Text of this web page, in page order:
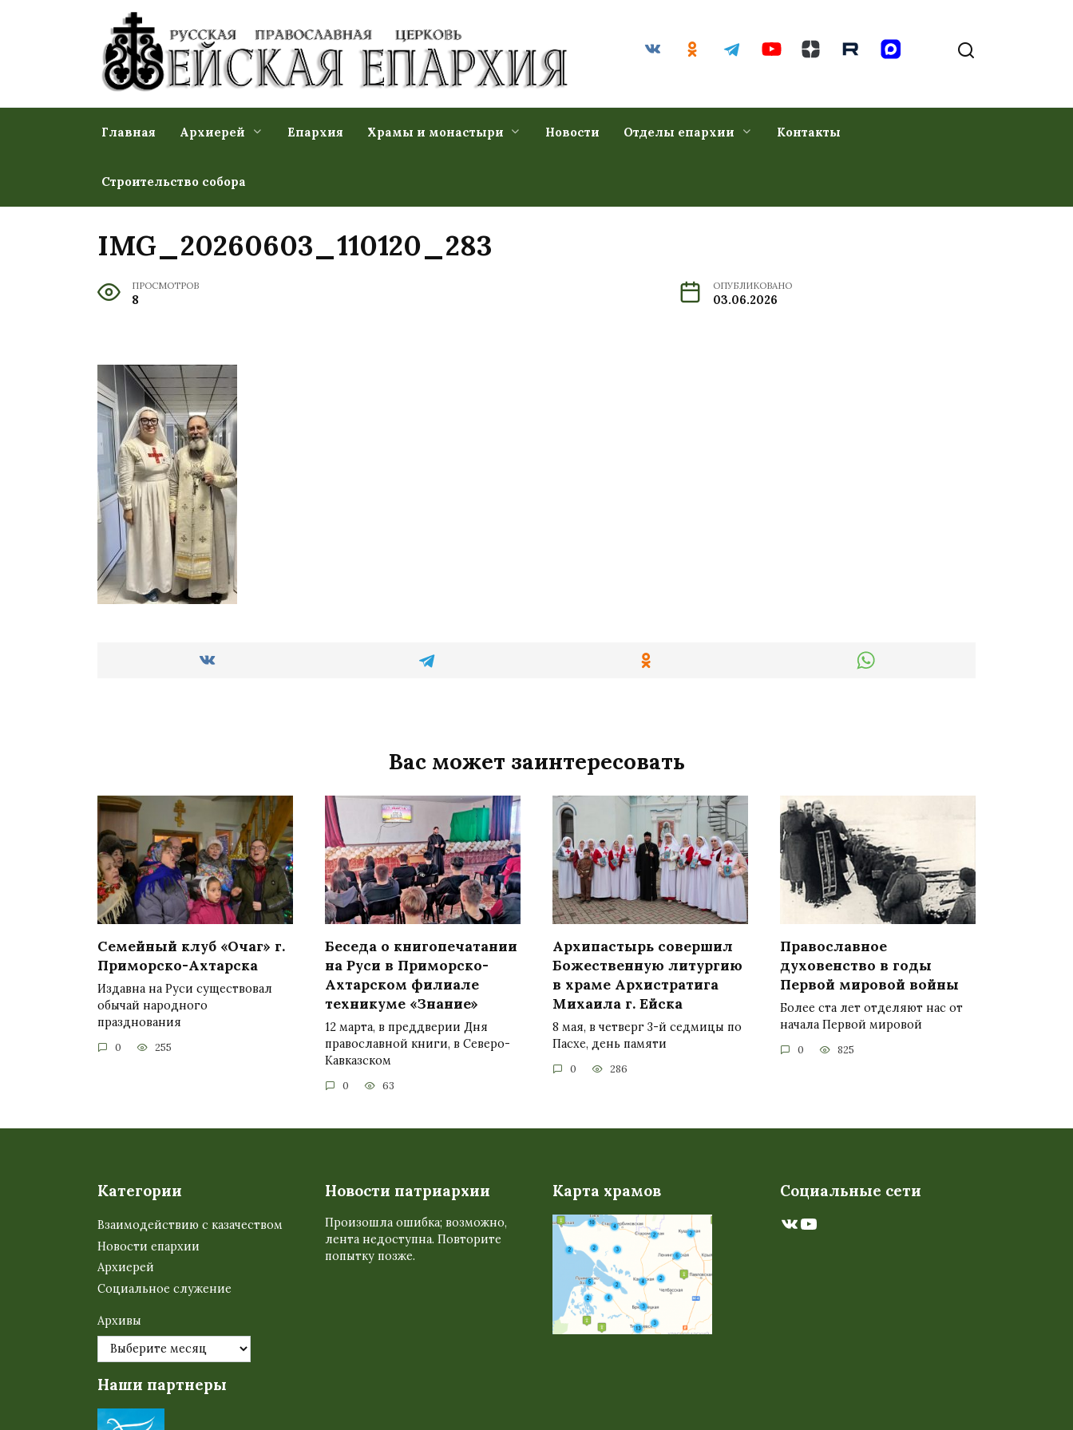
Главная Архиерей Епархия Храмы и монастыри Новости Отделы епархии Контакты
Строительство собора
IMG_20260603_110120_283
ПРОСМОТРОВ
8
ОПУБЛИКОВАНО
03.06.2026
Вас может заинтересовать
Семейный клуб «Очаг» г.
Приморско-Ахтарска
Издавна на Руси существовал
обычай народного
празднования
0 255
Беседа о книгопечатании
на Руси в Приморско-
Ахтарском филиале
техникуме «Знание»
12 марта, в преддверии Дня
православной книги, в Северо-
Кавказском
0 63
Архипастырь совершил
Божественную литургию
в храме Архистратига
Михаила г. Ейска
8 мая, в четверг 3-й седмицы по
Пасхе, день памяти
0 286
Православное
духовенство в годы
Первой мировой войны
Более ста лет отделяют нас от
начала Первой мировой
0 825
Категории
Взаимодействию с казачеством
Новости епархии
Архиерей
Социальное служение
Архивы
Наши партнеры
Новости патриархии
Произошла ошибка; возможно,
лента недоступна. Повторите
попытку позже.
Карта храмов Социальные сети
ВКонтакте
YouTube